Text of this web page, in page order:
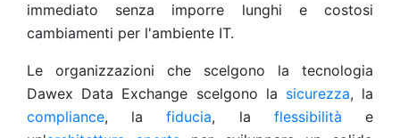
immediato senza imporre lunghi e costosi
cambiamenti per l'ambiente IT.
Le organizzazioni che scelgono la tecnologia
Dawex Data Exchange scelgono la sicurezza, la
compliance, lafiducia, la flessibilità e